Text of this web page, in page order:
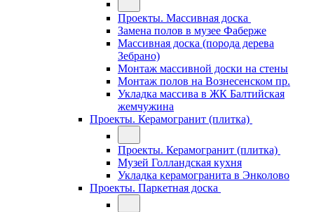
Проекты. Массивная доска
Замена полов в музее Фаберже
Массивная доска (порода дерева
Зебрано)
Монтаж массивной доски на стены
Монтаж полов на Вознесенском пр.
Укладка массива в ЖК Балтийская
жемчужина
Проекты. Керамогранит (плитка)
Проекты. Керамогранит (плитка)
Музей Голландская кухня
Укладка керамогранита в Энколово
Проекты. Паркетная доска